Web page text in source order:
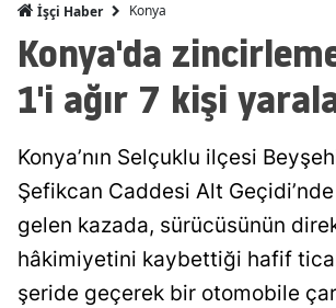
İşçi Haber Konya
Konya'da
1'i ağır 7 kişi
Konya’nın Selçuklu ilçesi
Şefikcan Caddesi Alt
gelen kazada, sürücüsünün
hâkimiyetini kaybettiği hafif
şeride geçerek bir otomobile